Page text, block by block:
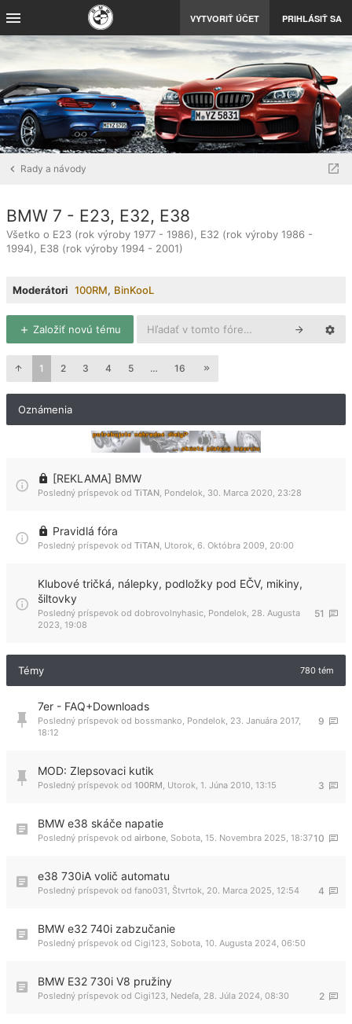
VYTVORIŤ ÚČET PRIHLÁSIŤ SA
Rady a návody
BMW 7 - E23, E32, E38
Všetko o E23 (rok výroby 1977 - 1986), E32 (rok výroby 1986 -
1994), E38 (rok výroby 1994 - 2001)
Moderátori 100RM, BinKooL
Založiť novú tému
1 2 3 4 5 … 16
Oznámenia
[REKLAMA] BMW
Posledný príspevok od TiTAN Pondelok, 30. Marca 2020, 23:28
Pravidlá fóra
Posledný príspevok od TiTAN Utorok, 6. Októbra 2009, 20:00
Klubové tričká, nálepky, podložky pod EČV, mikiny,
šiltovky
51
Posledný príspevok od dobrovolnyhasic Pondelok, 28. Augusta
2023, 19:08
Témy 780 tém
7er - FAQ+Downloads
9
Posledný príspevok od bossmanko Pondelok, 23. Januára 2017,
18:12
MOD: Zlepsovaci kutik
3
Posledný príspevok od 100RM Utorok, 1. Júna 2010, 13:15
BMW e38 skáče napatie
10
Posledný príspevok od airbone Sobota, 15. Novembra 2025, 18:37
e38 730iA volič automatu
4
Posledný príspevok od fano031 Štvrtok, 20. Marca 2025, 12:54
BMW e32 740i zabzučanie
Posledný príspevok od Cigi123 Sobota, 10. Augusta 2024, 06:50
BMW E32 730i V8 pružiny
2
Posledný príspevok od Cigi123 Nedeľa, 28. Júla 2024, 08:30